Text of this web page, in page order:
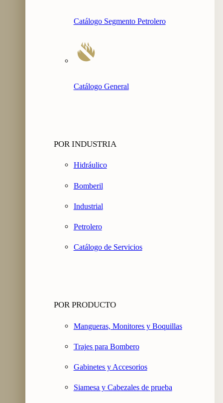
Catálogo Segmento Petrolero
Catálogo General
POR INDUSTRIA
Hidráulico
Bomberil
Industrial
Petrolero
Catálogo de Servicios
POR PRODUCTO
Mangueras, Monitores y Boquillas
Trajes para Bombero
Gabinetes y Accesorios
Siamesa y Cabezales de prueba